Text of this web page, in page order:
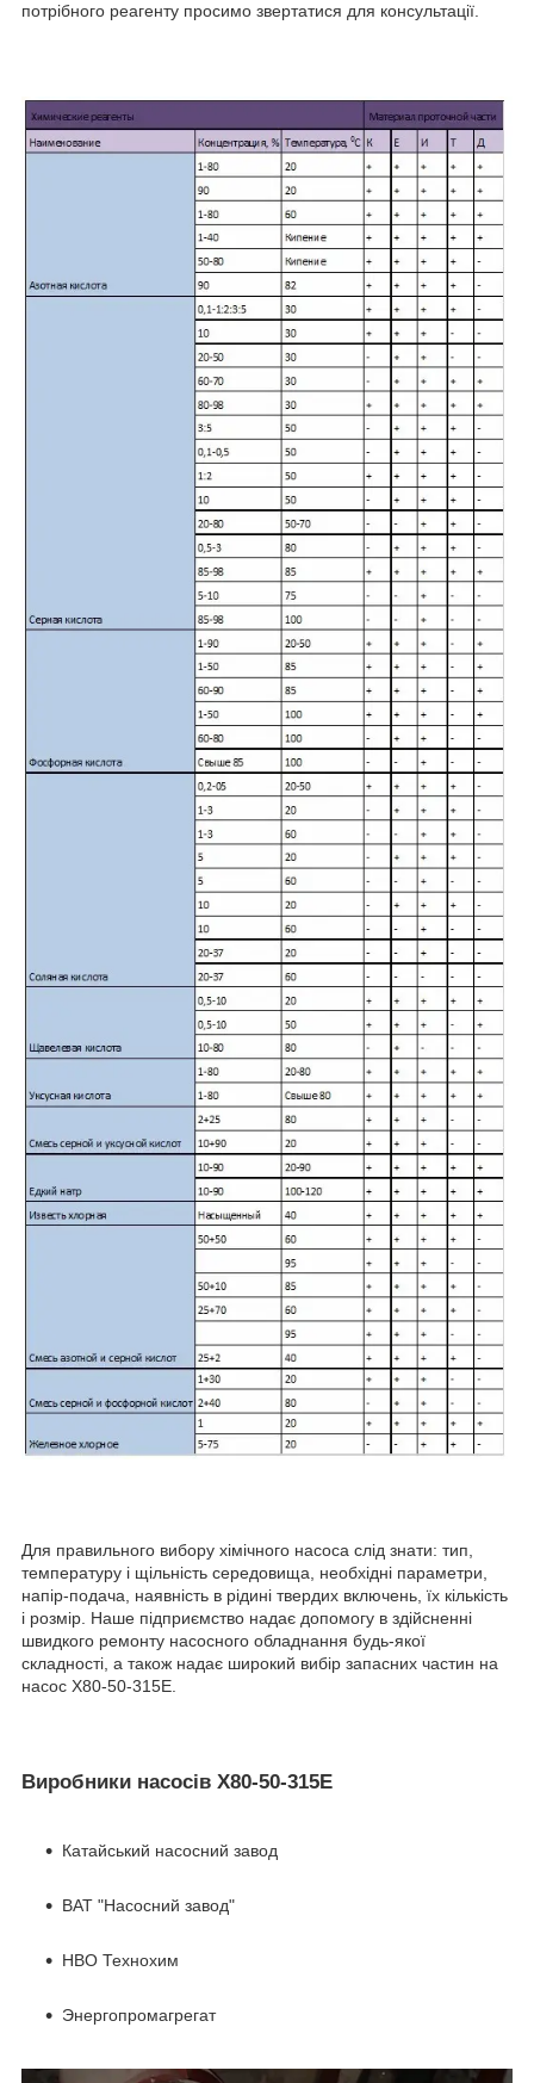
потрібного реагенту просимо звертатися для консультації.
Для правильного вибору хімічного насоса слід знати: тип,
температуру і щільність середовища, необхідні параметри,
напір-подача, наявність в рідині твердих включень, їх кількість
і розмір. Наше підприємство надає допомогу в здійсненні
швидкого ремонту насосного обладнання будь-якої
складності, а також надає широкий вибір запасних частин на
насос Х80-50-315Е.
Виробники насосів Х80-50-315Е
Катайський насосний завод
ВАТ "Насосний завод"
НВО Технохим
Энергопромагрегат